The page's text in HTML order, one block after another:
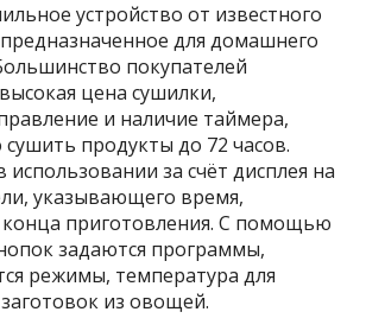
устройство от известного
для домашнего
покупателей
цена сушилки,
и наличие таймера,
продукты до 72 часов.
за счёт дисплея на
указывающего время,
конца приготовления. С помощью
задаются программы,
режимы, температура для
из овощей.